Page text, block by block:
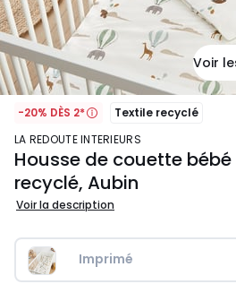
Voir
-20% DÈS 2*
Textile recyclé
LA REDOUTE INTERIEURS
Housse de couette bébé
recyclé, Aubin
Voir la description
Imprimé